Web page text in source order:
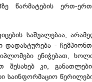
წარმატების ერთ-
საშუალებაა,
-
ენიჭებათ,
კი,
საინფორმაციო